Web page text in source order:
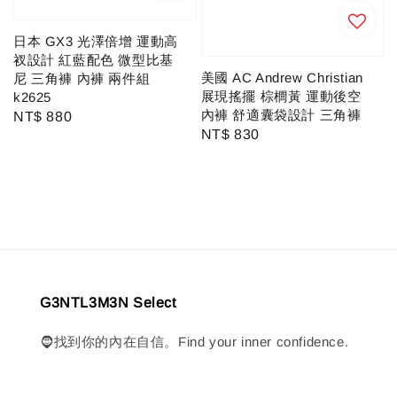
日本 GX3 光澤倍增 運動高
衩設計 紅藍配色 微型比基
尼 三角褲 內褲 兩件組
k2625
Regular
NT$ 880
美國 AC Andrew Christian
展現搖擺 棕櫚黃 運動後空
內褲 舒適囊袋設計 三角褲
Regular
NT$ 830
G3NTL3M3N Select
🧔找到你的內在自信。Find your inner confidence.